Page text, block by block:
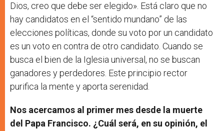
Dios, creo que debe ser elegido». Está claro que no
hay candidatos en el “sentido mundano” de las
elecciones políticas, donde su voto por un candidato
es un voto en contra de otro candidato. Cuando se
busca el bien de la Iglesia universal, no se buscan
ganadores y perdedores. Este principio rector
purifica la mente y aporta serenidad.
Nos acercamos al primer mes desde la muerte
del Papa Francisco. ¿Cuál será, en su opinión, el